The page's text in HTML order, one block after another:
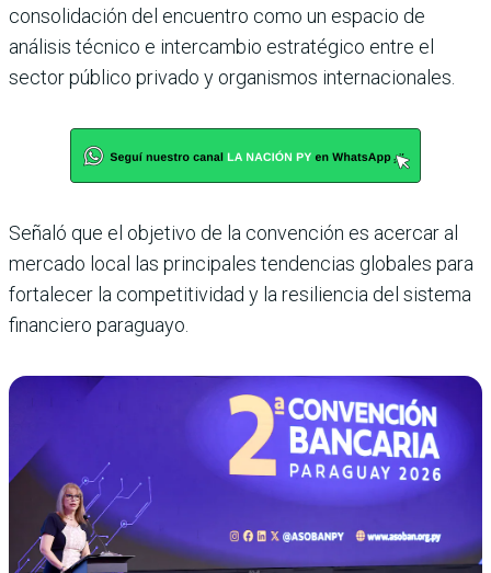
consolidación del encuentro como un espacio de
análisis técnico e intercambio estratégico entre el
sector público privado y organismos internacionales.
Señaló que el objetivo de la convención es acercar al
mercado local las principales tendencias globales para
fortalecer la competitividad y la resiliencia del sistema
financiero paraguayo.